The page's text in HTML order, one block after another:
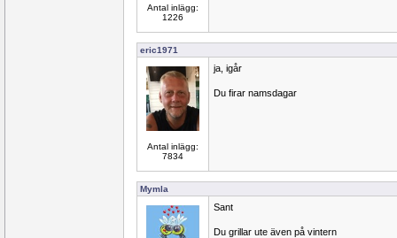
Antal inlägg:
1226
eric1971
Antal inlägg:
7834
ja, igår
Du firar namsdagar
Mymla
Sant
Du grillar ute även på vintern